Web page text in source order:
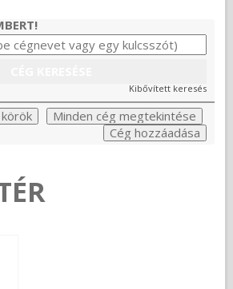
Kibővített keresés